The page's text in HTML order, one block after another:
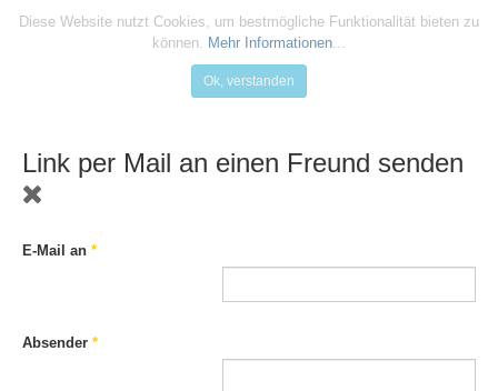
Diese Website nutzt Cookies, um bestmögliche Funktionalität bieten zu
können. Mehr Informationen...
Ok, verstanden
Link per Mail an einen Freund senden
E-Mail an *
Absender *